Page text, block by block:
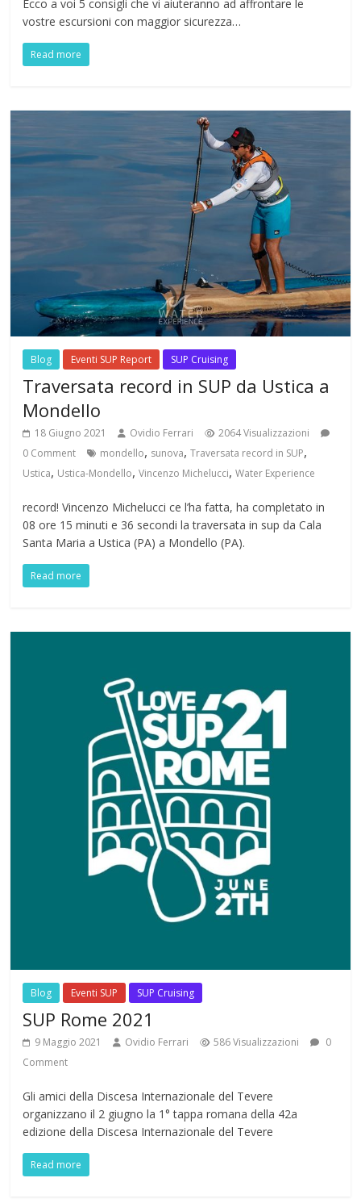
Ecco a voi 5 consigli che vi aiuteranno ad affrontare le
vostre escursioni con maggior sicurezza…
Read more
Blog Eventi SUP Report SUP Cruising
Traversata record in SUP da Ustica a
Mondello
18 Giugno 2021 Ovidio Ferrari
2064 Visualizzazioni
0 Comment
mondello, sunova,Traversata record in SUP,
Ustica, Ustica-Mondello,Vincenzo Michelucci,Water Experience
record! Vincenzo Michelucci ce l’ha fatta, ha completato in
08 ore 15 minuti e 36 secondi la traversata in sup da Cala
Santa Maria a Ustica (PA) a Mondello (PA).
Read more
Blog Eventi SUP SUP Cruising
SUP Rome 2021
9 Maggio 2021 Ovidio Ferrari 586 Visualizzazioni
0
Comment
Gli amici della Discesa Internazionale del Tevere
organizzano il 2 giugno la 1° tappa romana della 42a
edizione della Discesa Internazionale del Tevere
Read more